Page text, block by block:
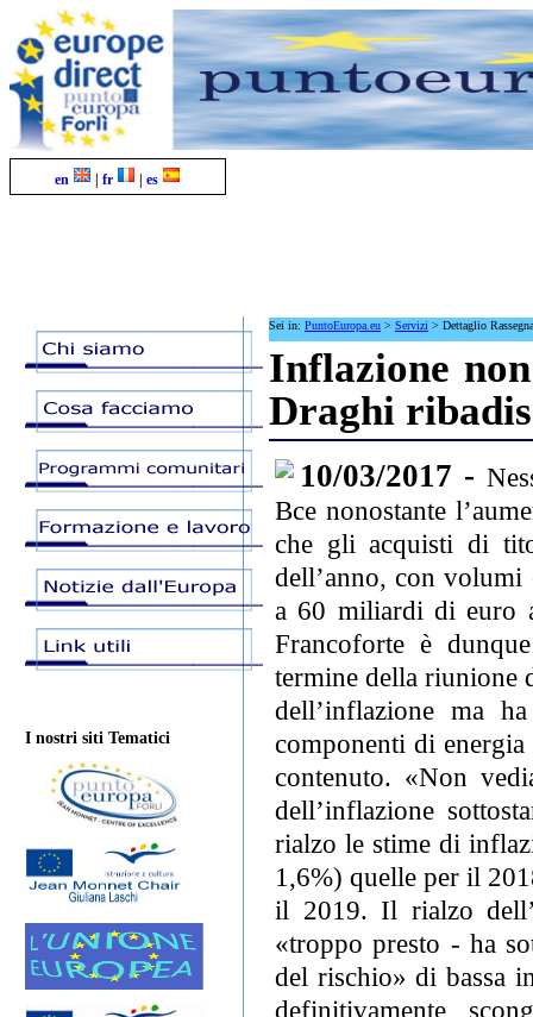
en | fr | es
I nostri siti Tematici
Sei in: PuntoEuropa.eu > Servizi > Dettaglio
Inflazione
Draghi
10/03/2017 -
Bce nonostante
che gli acquisti di
dell’anno, con volumi
a 60 miliardi di euro
Francoforte è
termine della riunione
dell’inflazione ma
componenti di
contenuto. «Non
dell’inflazione
rialzo le stime di
1,6%) quelle per il
il 2019. Il rialzo
«troppo presto - ha
del rischio» di bassa
definitivamente